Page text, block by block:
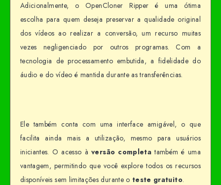
Adicionalmente, o OpenCloner Ripper é uma ótima
escolha para quem deseja preservar a qualidade original
dos vídeos ao realizar a conversão, um recurso muitas
vezes negligenciado por outros programas. Com a
tecnologia de processamento embutida, a fidelidade do
áudio e do vídeo é mantida durante as transferências.
Ele também conta com uma interface amigável, o que
facilita ainda mais a utilização, mesmo para usuários
iniciantes. O acesso àversão completa também é uma
vantagem, permitindo que você explore todos os recursos
disponíveis sem limitações durante o teste gratuito.